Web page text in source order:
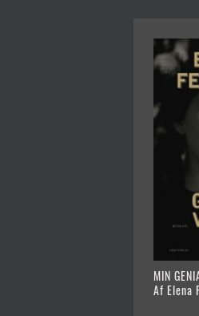
MIN
Af Elena